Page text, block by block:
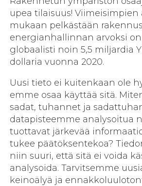
upea tilaisuus! Viimeisimpien
mukaan pelkästään
energianhallinnan arvoksi
globaalisti noin 5,5 miljardia
dollaria vuonna 2020.
Uusi tieto ei kuitenkaan ole
emme osaa käyttää sitä.
sadat, tuhannet ja
datapisteemme analysoitua
tuottavat järkevää
tukee päätöksentekoa?
niin suuri, että sitä ei voida
analysoida. Tarvitsemme
keinoälyä ja